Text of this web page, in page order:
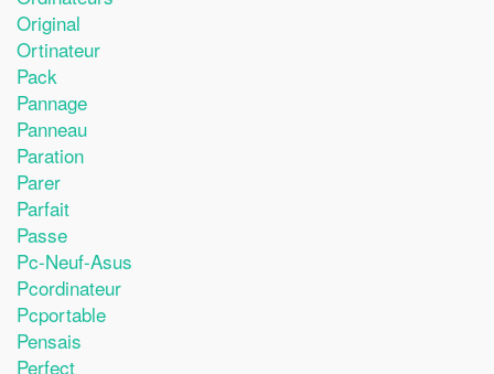
Original
Ortinateur
Pack
Pannage
Panneau
Paration
Parer
Parfait
Passe
Pc-Neuf-Asus
Pcordinateur
Pcportable
Pensais
Perfect